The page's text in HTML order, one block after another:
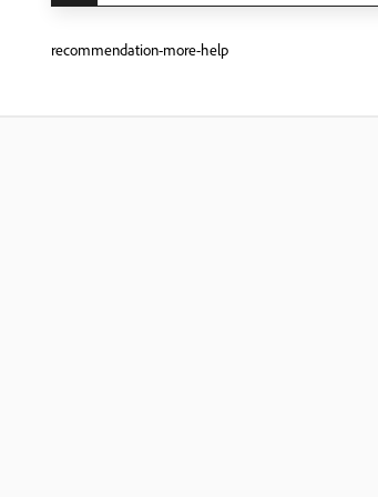
recommendation-more-help